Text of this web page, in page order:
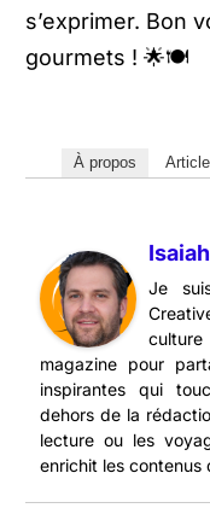
s’exprimer. Bon
gourmets ! 🌟🍽️
À propos
Je
magazine pour
inspirantes qui
dehors de la
lecture ou les
enrichit les contenus